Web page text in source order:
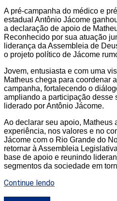
A pré-campanha do médico e
estadual Antônio Jácome
a declaração de apoio de
Reconhecido por sua atuação
liderança da Assembleia de
o projeto político de Jácome
Jovem, entusiasta e com uma
Matheus chega para coordenar
campanha, fortalecendo o
ampliando a participação desse
liderado por Antônio Jácome.
Ao declarar seu apoio, Matheus
experiência, nos valores e no
Jácome com o Rio Grande do
retornar à Assembleia
base de apoio e reunindo
segmentos da sociedade em
Continue lendo